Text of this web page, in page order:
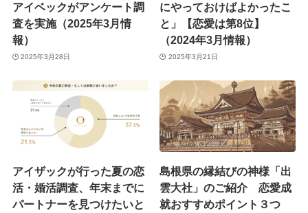
アイベックがアンケート調
査を実施（2025年3月情
報）
2025年3月28日
にやっておけばよかったこ
と」【恋愛は第8位】
（2024年3月情報）
2025年3月21日
アイザックが行った夏の恋
活・婚活調査、年末までに
パートナーを見つけたいと
島根県の縁結びの神様「出
雲大社」のご紹介 恋愛成
就おすすめポイント３つ